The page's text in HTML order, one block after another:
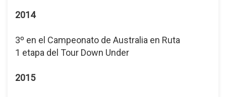
2014
3º en el Campeonato de Australia en Ruta
1 etapa del Tour Down Under
2015